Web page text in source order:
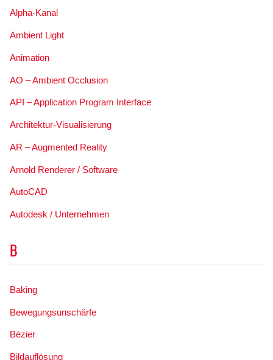
Alpha-Kanal
Ambient Light
Animation
AO – Ambient Occlusion
API – Application Program Interface
Architektur-Visualisierung
AR – Augmented Reality
Arnold Renderer / Software
AutoCAD
Autodesk / Unternehmen
B
Baking
Bewegungsunschärfe
Bézier
Bildauflösung